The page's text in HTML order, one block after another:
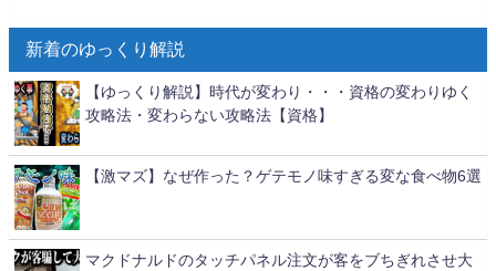
新着のゆっくり解説
【ゆっくり解説】時代が変わり・・・資格の変わりゆく
攻略法・変わらない攻略法【資格】
【激マズ】なぜ作った？ゲテモノ味すぎる変な食べ物6選
マクドナルドのタッチパネル注文が客をブちぎれさせ大